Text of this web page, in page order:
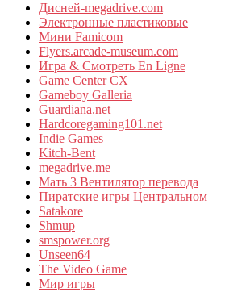
Дисней-megadrive.com
Электронные пластиковые
Мини Famicom
Flyers.arcade-museum.com
Игра & Смотреть En Ligne
Game Center CX
Gameboy Galleria
Guardiana.net
Hardcoregaming101.net
Indie Games
Kitch-Bent
megadrive.me
Мать 3 Вентилятор перевода
Пиратские игры Центральном
Satakore
Shmup
smspower.org
Unseen64
The Video Game
Мир игры